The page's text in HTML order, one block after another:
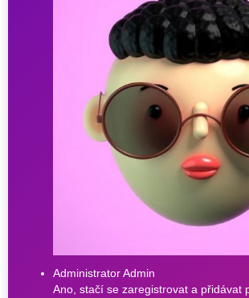
Administrator Admin
Ano, stačí se zaregistrovat a přidávat